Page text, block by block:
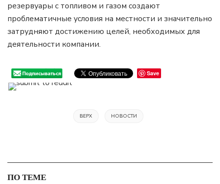
резервуары с топливом и газом создают
проблематичные условия на местности и значительно
затрудняют достижению целей, необходимых для
деятельности компании.
Save
ВЕРХ НОВОСТИ
ПО ТЕМЕ